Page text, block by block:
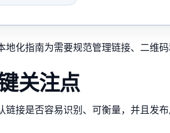
地化指南为需要规范管理链接、二维
关注点
链接是否容易识别、可衡量，并且发